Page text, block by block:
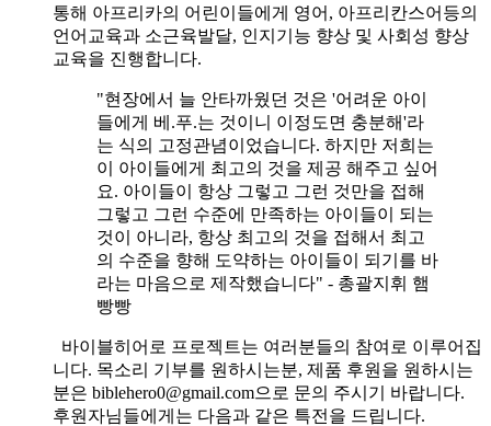
통해 아프리카의 어린이들에게 영어, 아프리칸스어등의
언어교육과 소근육발달, 인지기능 향상 및 사회성 향상
교육을 진행합니다.
"현장에서 늘 안타까웠던 것은 '어려운 아이
들에게 베.푸.는 것이니 이정도면 충분해'라
는 식의 고정관념이었습니다. 하지만 저희는
이 아이들에게 최고의 것을 제공 해주고 싶어
요. 아이들이 항상 그렇고 그런 것만을 접해
그렇고 그런 수준에 만족하는 아이들이 되는
것이 아니라, 항상 최고의 것을 접해서 최고
의 수준을 향해 도약하는 아이들이 되기를 바
라는 마음으로 제작했습니다" - 총괄지휘 햄
빵빵
바이블히어로 프로젝트는 여러분들의 참여로 이루어집
니다. 목소리 기부를 원하시는분, 제품 후원을 원하시는
분은 biblehero0@gmail.com으로 문의 주시기 바랍니다.
후원자님들에게는 다음과 같은 특전을 드립니다.